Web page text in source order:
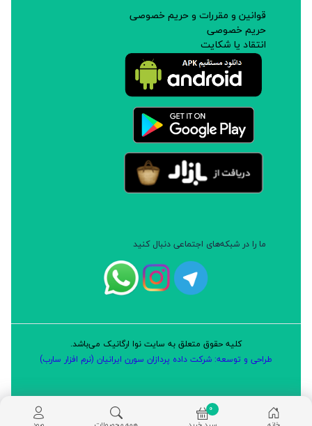
قوانین و مقررات و حریم خصوصی
حریم خصوصی
انتقاد یا شکایت
ما را در شبکه‌های اجتماعی دنبال کنید
کلیه حقوق متعلق به سایت نوا ارگانیک می‌باشد.
طراحی و توسعه: شرکت داده پردازان سورن ایرانیان (نرم افزار سارب)
0